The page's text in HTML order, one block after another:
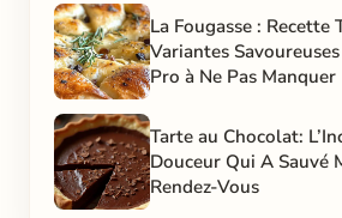
La Fougasse :
Variantes
Pro à Ne Pas Manquer
Tarte au Chocolat:
Douceur Qui A Sauvé
Rendez-Vous